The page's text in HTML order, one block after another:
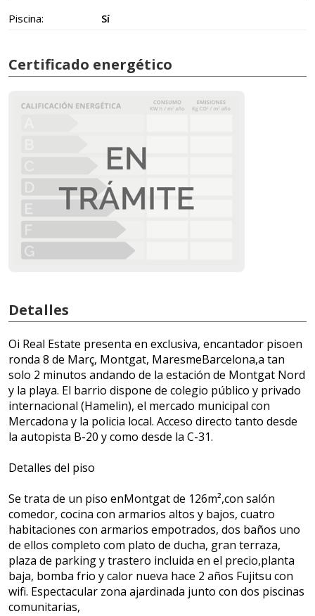
Piscina: Sí
Certificado energético
Detalles
Oi Real Estate presenta en exclusiva, encantador pisoen
ronda 8 de Març, Montgat, MaresmeBarcelona,a tan
solo 2 minutos andando de la estación de Montgat Nord
y la playa. El barrio dispone de colegio público y privado
internacional (Hamelin), el mercado municipal con
Mercadona y la policia local. Acceso directo tanto desde
la autopista B-20 y como desde la C-31.
Detalles del piso
Se trata de un piso enMontgat de 126m²,con salón
comedor, cocina con armarios altos y bajos, cuatro
habitaciones con armarios empotrados, dos baños uno
de ellos completo com plato de ducha, gran terraza,
plaza de parking y trastero incluida en el precio,planta
baja, bomba frio y calor nueva hace 2 años Fujitsu con
wifi. Espectacular zona ajardinada junto con dos piscinas
comunitarias,